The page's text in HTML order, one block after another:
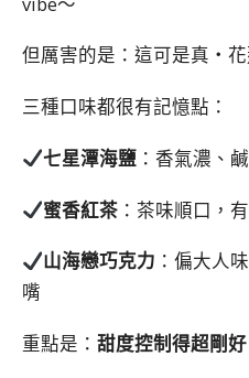
但厲害的是：這可是真・花
三種口味都很有記憶點：
七星潭海鹽：香氣濃、
蜜香紅茶：茶味順口，
山海戀巧克力 ：偏大人
嘴
重點是： 甜度控制得超剛好